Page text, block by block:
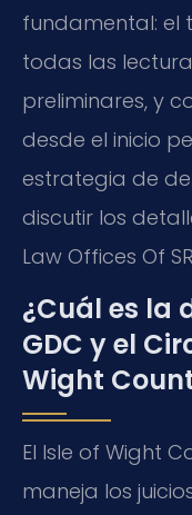
fundamental: el
todas las
preliminares, y
desde el inicio
estrategia de
discutir los
Law Offices Of
¿Cuál es la
GDC y el
Wight
El Isle of Wight
maneja los